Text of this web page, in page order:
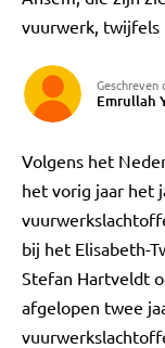
vuurwerk, twijfels
Geschreven
Emrullah
Volgens het
het vorig jaar het
bij het Elisabeth-
Stefan Hartveldt
afgelopen twee